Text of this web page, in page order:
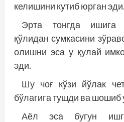
келишини кутиб юрган эди.
Эрта тонгда ишига
қўлидан сумкасини
олишни эса у қулай
эди.
Шу чоғ кўзи йўлак
бўлагига тушди ва шошиб
Аёл эса бугун